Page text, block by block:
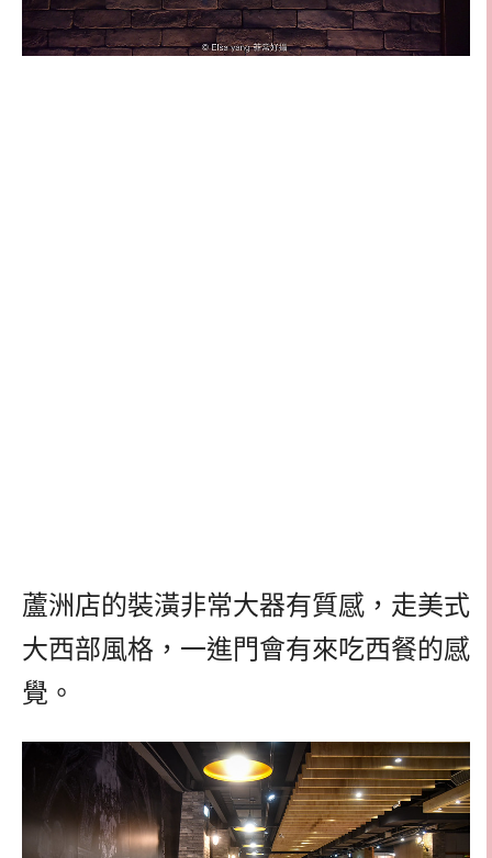
蘆洲店的裝潢非常大器有質感，走美式
大西部風格，一進門會有來吃西餐的感
覺。